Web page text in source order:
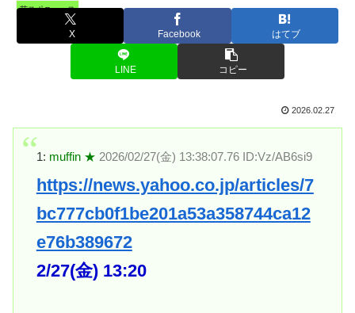
芸スポニュース
X Facebook はてブ
LINE コピー
2026.02.27
1: muffin ★ 2026/02/27(金) 13:38:07.76 ID:Vz/AB6si9
https://news.yahoo.co.jp/articles/7
bc777cb0f1be201a53a358744ca12
e76b389672
2/27(金) 13:20